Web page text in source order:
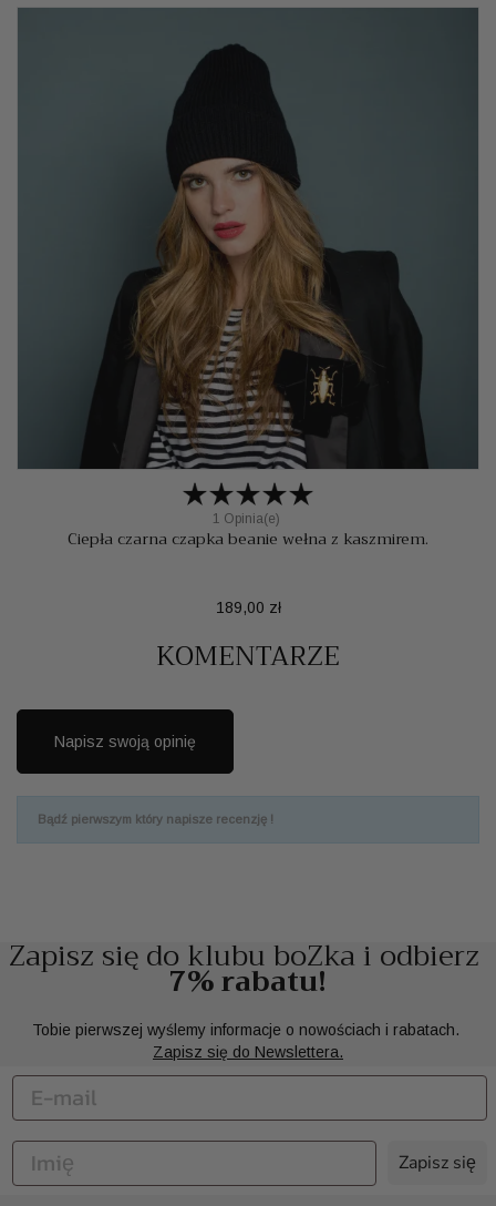
1 Opinia(e)
Ciepła czarna czapka beanie wełna z kaszmirem.
Cena
189,00 zł
KOMENTARZE
Napisz swoją opinię
Bądź pierwszym który napisze recenzję !
Zapisz się do klubu boZka i odbierz
7% rabatu!
Tobie pierwszej wyślemy informacje o nowościach i rabatach.
Zapisz się do Newslettera.
Zapisz się